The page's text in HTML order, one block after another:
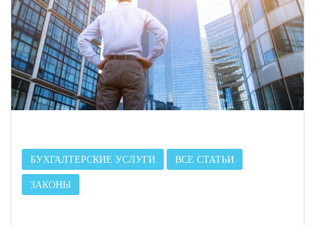
БУХГАЛТЕРСКИЕ УСЛУГИ ВСЕ СТАТЬИ
ЗАКОНЫ